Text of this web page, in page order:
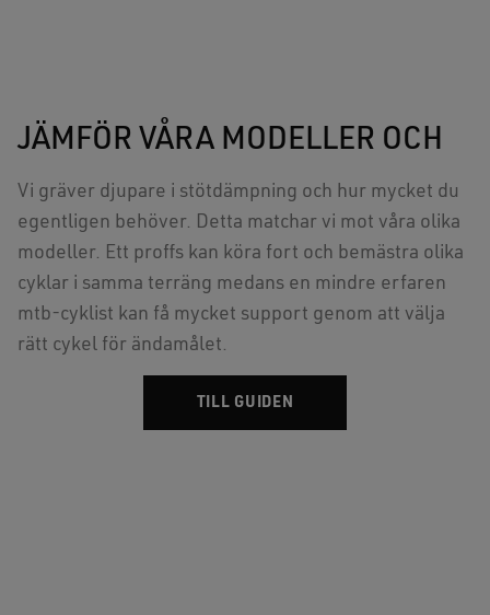
JÄMFÖR VÅRA MODELLER OCH
Vi gräver djupare i stötdämpning och hur mycket du
egentligen behöver. Detta matchar vi mot våra olika
modeller. Ett proffs kan köra fort och bemästra olika
cyklar i samma terräng medans en mindre erfaren
mtb-cyklist kan få mycket support genom att välja
rätt cykel för ändamålet.
TILL GUIDEN